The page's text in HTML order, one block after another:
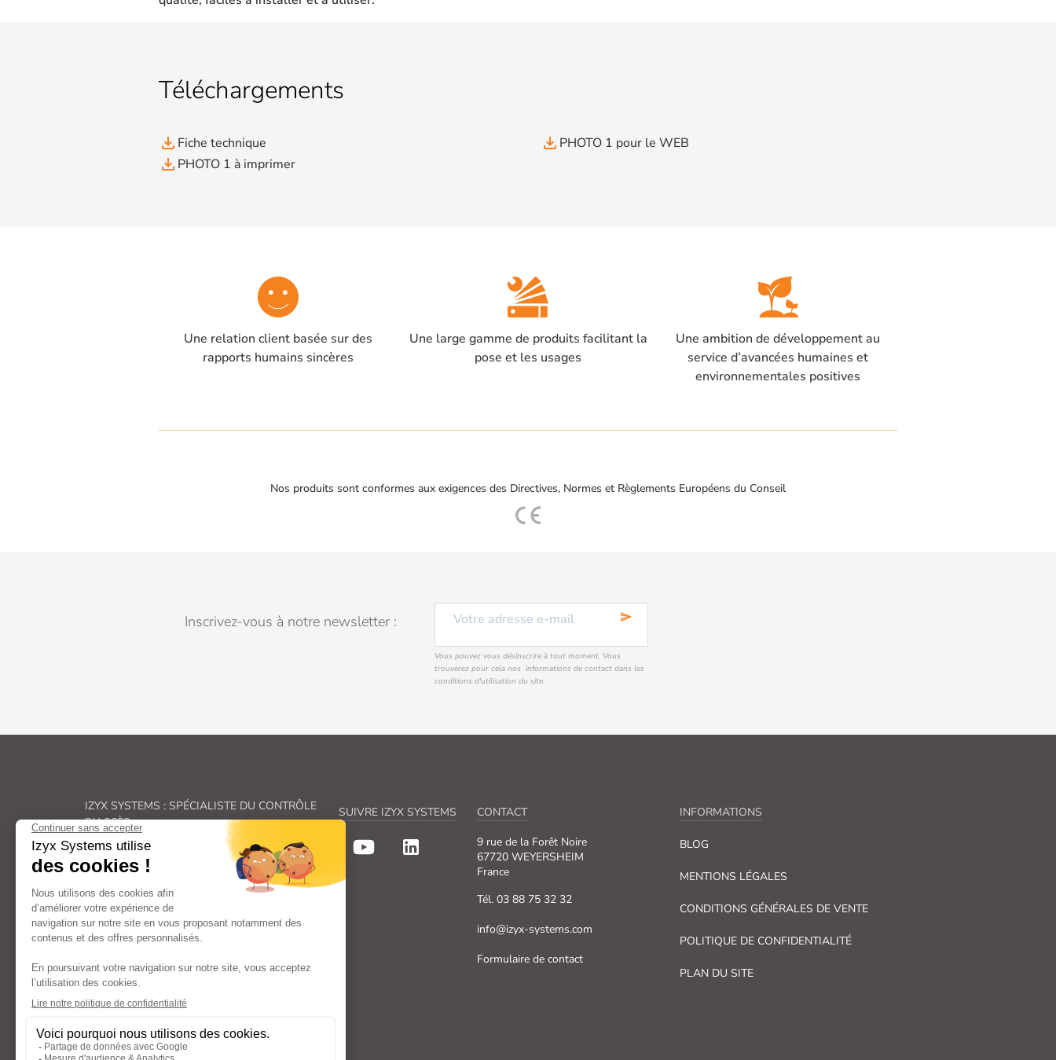
Téléchargements
file_download Fiche technique
file_download PHOTO 1 à imprimer
file_download PHOTO 1 pour le WEB
Une relation client basée sur des
rapports humains sincères
Une large gamme de produits facilitant la
pose et les usages
Une ambition de développement au
service d’avancées humaines et
environnementales positives
Nos produits sont conformes aux exigences des Directives, Normes et Règlements Européens du Conseil
Inscrivez-vous à notre newsletter : send
Vous pouvez vous désinscrire à tout moment. Vous
trouverez pour cela nos informations de contact dans les
conditions d'utilisation du site.
IZYX SYSTEMS : SPÉCIALISTE DU CONTRÔLE
D'ACCÈS
Véritable spécialiste du
contrôle des accès, Izyx
Systemsfabrique une gamme complète de
solutions deverrouillage électrique et de
De lagâche électrique
en passant par les
alimentations électriqueset lesdéclencheurs
manuels: nos familles de produits couvrent
l’ensemble des aspects liés au
besoins spécifiques.
le développement, nous offrons des composants
à clé… systèmes de verrouillage
de l’innovation, fiables, faciles à poser et à utiliser.
SUIVRE IZYX SYSTEMS
CONTACT
9 rue de la Forêt Noire
67720 WEYERSHEIM
France
Tél. 03 88 75 32 32
info@izyx-systems.com
Formulaire de contact
INFORMATIONS
BLOG
MENTIONS LÉGALES
CONDITIONS GÉNÉRALES DE VENTE
POLITIQUE DE CONFIDENTIALITÉ
PLAN DU SITE